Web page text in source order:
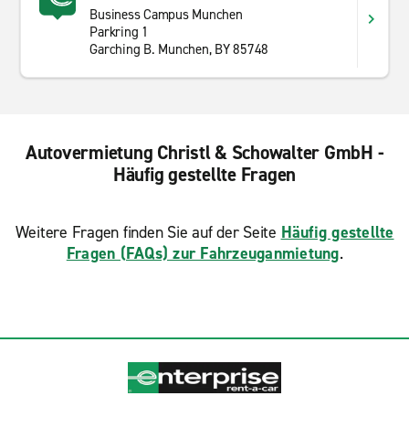
Business Campus Munchen
Parkring 1
Garching B. Munchen, BY 85748
Autovermietung Christl & Schowalter GmbH -
Häufig gestellte Fragen
Weitere Fragen finden Sie auf der Seite Häufig gestellte
Fragen (FAQs) zur Fahrzeuganmietung.